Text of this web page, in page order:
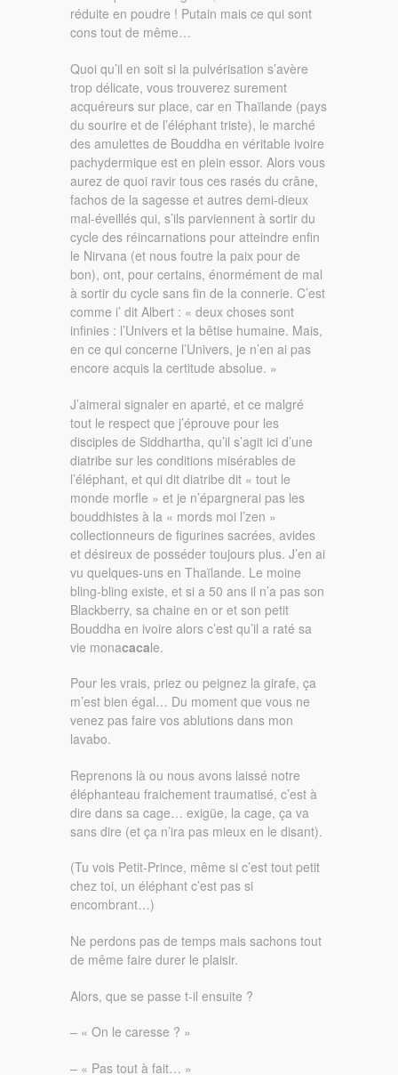
réduite en poudre ! Putain mais ce qui sont
cons tout de même…
Quoi qu’il en soit si la pulvérisation s’avère
trop délicate, vous trouverez surement
acquéreurs sur place, car en Thaïlande (pays
du sourire et de l’éléphant triste), le marché
des amulettes de Bouddha en véritable ivoire
pachydermique est en plein essor. Alors vous
aurez de quoi ravir tous ces rasés du crâne,
fachos de la sagesse et autres demi-dieux
mal-éveillés qui, s’ils parviennent à sortir du
cycle des réincarnations pour atteindre enfin
le Nirvana (et nous foutre la paix pour de
bon), ont, pour certains, énormément de mal
à sortir du cycle sans fin de la connerie. C’est
comme i’ dit Albert : « deux choses sont
infinies : l’Univers et la bêtise humaine. Mais,
en ce qui concerne l’Univers, je n’en ai pas
encore acquis la certitude absolue. »
J’aimerai signaler en aparté, et ce malgré
tout le respect que j’éprouve pour les
disciples de Siddhartha, qu’il s’agit ici d’une
diatribe sur les conditions misérables de
l’éléphant, et qui dit diatribe dit « tout le
monde morfle » et je n’épargnerai pas les
bouddhistes à la « mords moi l’zen »
collectionneurs de figurines sacrées, avides
et désireux de posséder toujours plus. J’en ai
vu quelques-uns en Thaïlande. Le moine
bling-bling existe, et si a 50 ans il n’a pas son
Blackberry, sa chaine en or et son petit
Bouddha en ivoire alors c’est qu’il a raté sa
vie monacacale.
Pour les vrais, priez ou peignez la girafe, ça
m’est bien égal… Du moment que vous ne
venez pas faire vos ablutions dans mon
lavabo.
Reprenons là ou nous avons laissé notre
éléphanteau fraichement traumatisé, c’est à
dire dans sa cage… exigüe, la cage, ça va
sans dire (et ça n’ira pas mieux en le disant).
(Tu vois Petit-Prince, même si c’est tout petit
chez toi, un éléphant c’est pas si
encombrant…)
Ne perdons pas de temps mais sachons tout
de même faire durer le plaisir.
Alors, que se passe t-il ensuite ?
– « On le caresse ? »
– « Pas tout à fait… »